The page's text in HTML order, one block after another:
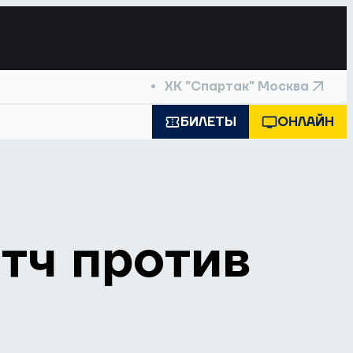
ХК "Спартак" Москва
БИЛЕТЫ ОНЛАЙН
против